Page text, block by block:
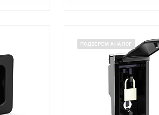
ПОДБЕРЕМ АНАЛОГ